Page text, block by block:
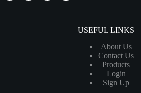
USEFUL LINKS
About Us
Contact Us
Products
Login
Sign Up